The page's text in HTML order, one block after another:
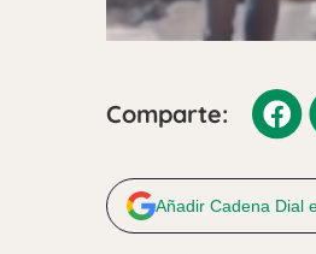
Comparte:
Añadir Cadena Dial